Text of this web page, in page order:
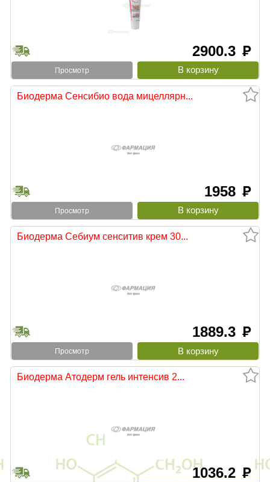
2900.3 руб
Просмотр
Биодерма Сенсибио вода мицеллярн...
1958 руб
Просмотр
Биодерма Себиум сенситив крем 30...
1889.3 руб
Просмотр
Биодерма Атодерм гель интенсив 2...
1036.2 руб